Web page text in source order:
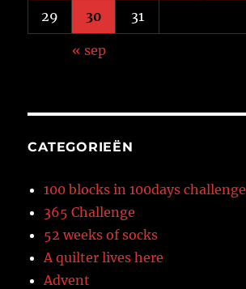
29 30 31
« sep
CATEGORIEËN
100 blocks in 100days challenge
365 Challenge
52 weeks of socks
A quilter lives here
Advent